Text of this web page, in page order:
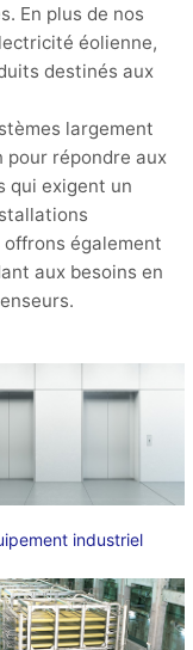
En plus de nos
éolienne,
destinés aux
largement
répondre aux
qui exigent un
également
aux besoins en
industriel